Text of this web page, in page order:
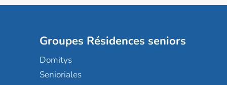
Groupes Résidences seniors
Domitys
Senioriales